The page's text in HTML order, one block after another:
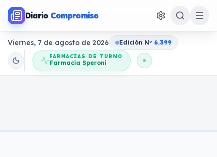
Diario Compromiso
Viernes, 7 de agosto de 2026 Edición No 6.399
FARMACIAS DE TURNO
Farmacia Speroni